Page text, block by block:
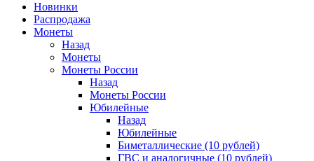
Новинки
Распродажа
Монеты
Назад
Монеты
Монеты России
Назад
Монеты России
Юбилейные
Назад
Юбилейные
Биметаллические (10 рублей)
ГВС и аналогичные (10 рублей)